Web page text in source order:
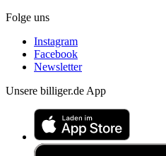
Folge uns
Instagram
Facebook
Newsletter
Unsere billiger.de App